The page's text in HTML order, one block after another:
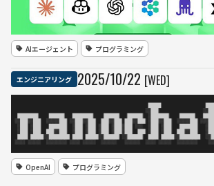
AIエージェント プログラミング
エンジニアリング 2025/10/22 [WED]
OpenAI プログラミング